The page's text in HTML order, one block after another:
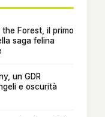
Forest, il primo
saga felina
un GDR
e oscurità